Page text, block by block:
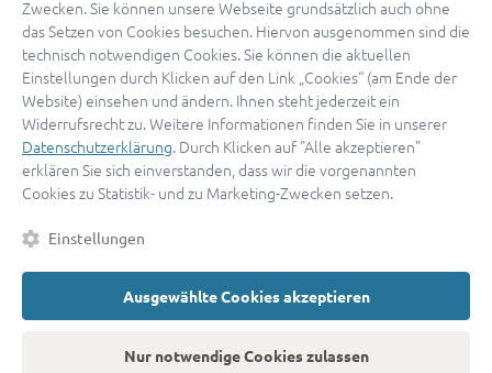
Sign in with Google
By continuing, you are indicating that you accept ourTerms of
ServiceandPrivacy Policy.
Sie haben noch keinen Zugang?Hier registrieren
oder als Anwalt registrieren.
© 2026 advocado
Zwecken. Sie können unsere Webseite grundsätzlich auch ohne
das Setzen von Cookies besuchen. Hiervon ausgenommen sind die
technisch notwendigen Cookies. Sie können die aktuellen
Einstellungen durch Klicken auf den Link „Cookies“ (am Ende der
Website) einsehen und ändern. Ihnen steht jederzeit ein
Widerrufsrecht zu. Weitere Informationen finden Sie in unserer
Datenschutzerklärung. Durch Klicken auf "Alle akzeptieren"
erklären Sie sich einverstanden, dass wir die vorgenannten
Cookies zu Statistik- und zu Marketing-Zwecken setzen.
Einstellungen
Ausgewählte Cookies akzeptieren
Nur notwendige Cookies zulassen